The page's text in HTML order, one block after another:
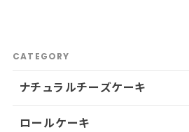
CATEGORY
ナチュラルチーズケーキ
ロールケーキ